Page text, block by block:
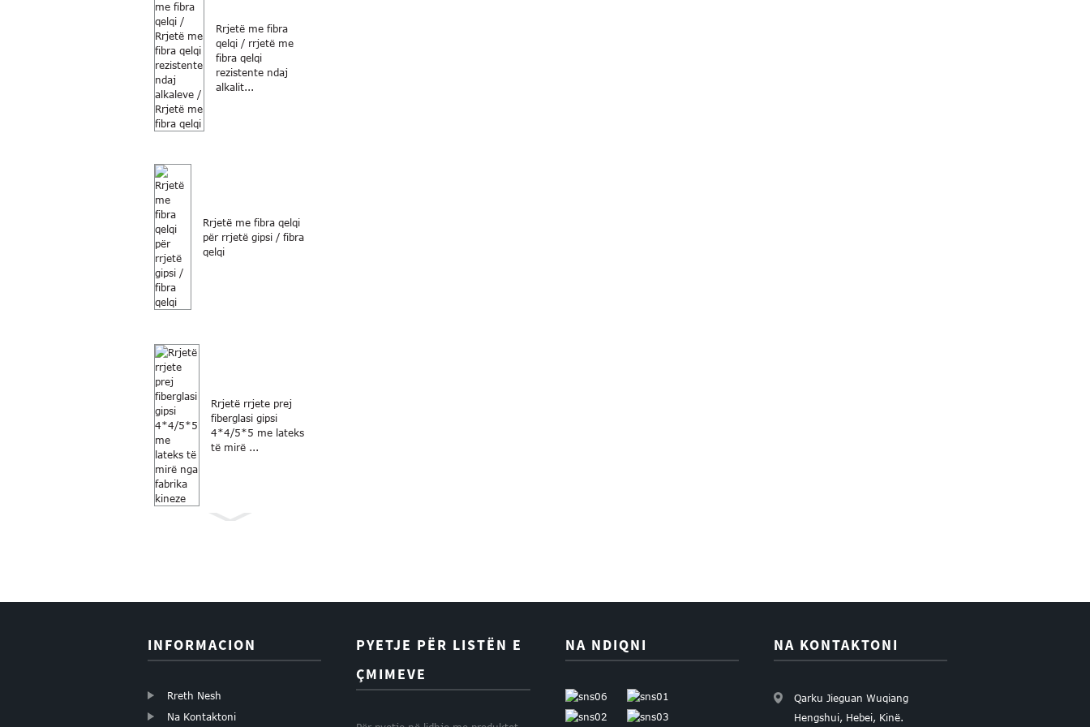
Rrjetë me fibra
qelqi / rrjetë me
fibra qelqi
rezistente ndaj
alkalit...
Rrjetë me fibra qelqi
për rrjetë gipsi / fibra
qelqi
Rrjetë rrjete prej
fiberglasi gipsi
4*4/5*5 me lateks
të mirë ...
INFORMACION
Rreth Nesh
Na Kontaktoni
PYETJE PËR LISTËN E
ÇMIMEVE
NA NDIQNI NA KONTAKTONI
Qarku Jieguan Wuqiang
Hengshui, Hebei, Kinë.